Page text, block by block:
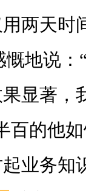
两天时
慨地说：
显著，
百的他
业务知